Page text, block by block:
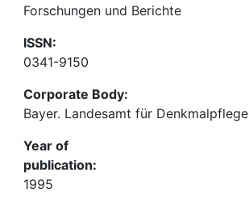
Forschungen und Berichte
ISSN:
0341-9150
Corporate Body:
Bayer. Landesamt für Denkmalpflege
Year of
publication:
1995